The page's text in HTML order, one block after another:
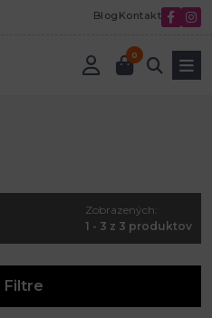
Blog Kontakt
0
juta
Zobrazených:
1 - 3 z 3 produktov
Filtre